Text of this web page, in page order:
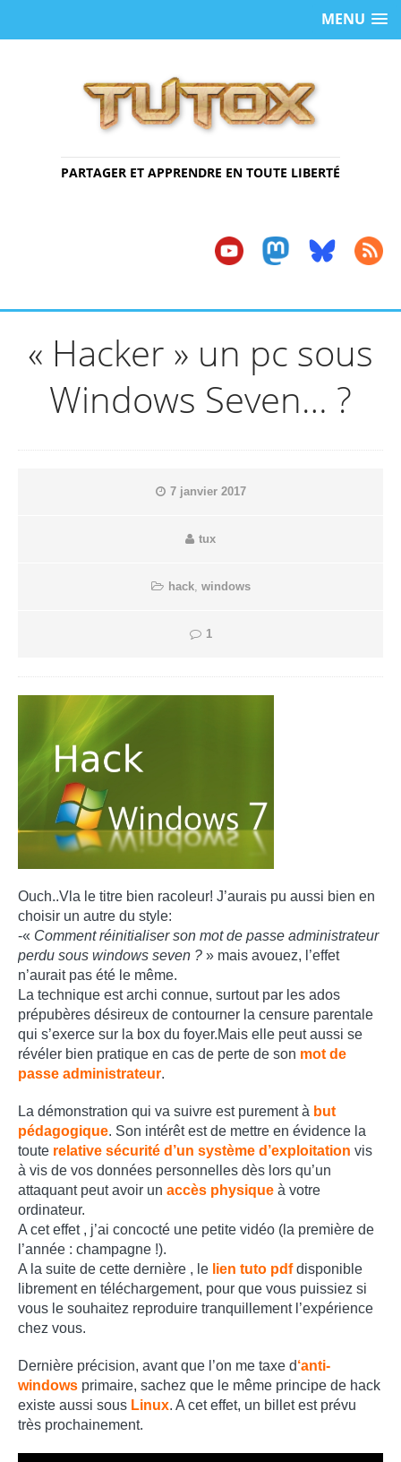
MENU
PARTAGER ET APPRENDRE EN TOUTE LIBERTÉ
« Hacker » un pc sous
Windows Seven… ?
7 janvier 2017
tux
hack, windows
1
Ouch..Vla le titre bien racoleur! J’aurais pu aussi bien en
choisir un autre du style:
-« Comment réinitialiser son mot de passe administrateur
perdu sous windows seven ? » mais avouez, l’effet
n’aurait pas été le même.
La technique est archi connue, surtout par les ados
prépubères désireux de contourner la censure parentale
qui s’exerce sur la box du foyer.Mais elle peut aussi se
révéler bien pratique en cas de perte de son mot de
passe administrateur.
La démonstration qui va suivre est purement à but
pédagogique. Son intérêt est de mettre en évidence la
toute relative sécurité d’un système d’exploitation vis
à vis de vos données personnelles dès lors qu’un
attaquant peut avoir un accès physique à votre
ordinateur.
A cet effet , j’ai concocté une petite vidéo (la première de
l’année : champagne !).
A la suite de cette dernière , le lien tuto pdfdisponible
librement en téléchargement, pour que vous puissiez si
vous le souhaitez reproduire tranquillement l’expérience
chez vous.
Dernière précision, avant que l’on me taxe d‘anti-
windows primaire, sachez que le même principe de hack
existe aussi sous Linux. A cet effet, un billet est prévu
très prochainement.